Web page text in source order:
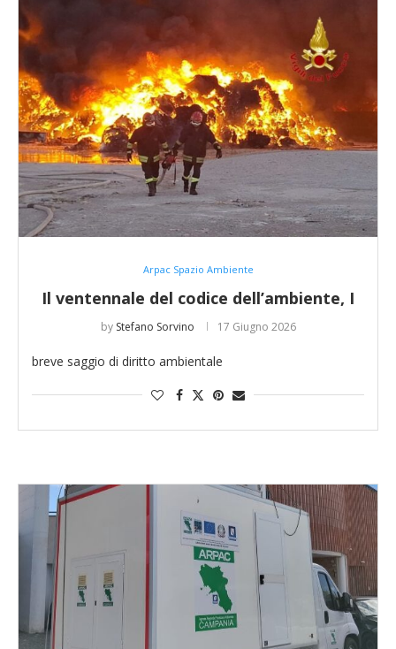
Arpac Spazio Ambiente
Il ventennale del codice dell’ambiente, I
by Stefano Sorvino 17 Giugno 2026
breve saggio di diritto ambientale